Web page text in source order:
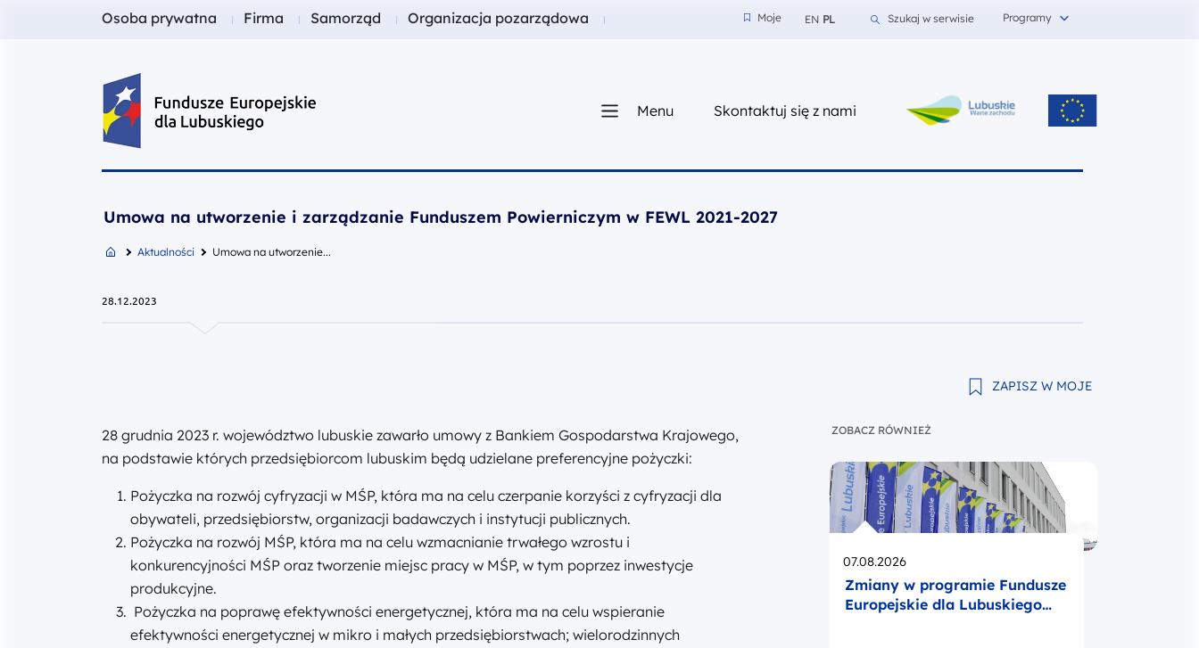
Fundusze dla
Osoba prywatna Fundusze dla
Firma Fundusze dla
Samorząd Fundusze dla
Organizacja pozarządowa Moje
Moje EN PL Szukaj w serwisie Programy
Fundusze Europejskie dla Lubuskiego Menu Skontaktuj się z nami
Umowa na utworzenie i zarządzanie Funduszem Powierniczym w FEWL 2021-2027
Aktualności Umowa na utworzenie...
28.12.2023
ZAPISZ W MOJE
28 grudnia 2023 r. województwo lubuskie zawarło umowy z Bankiem Gospodarstwa Krajowego,
na podstawie których przedsiębiorcom lubuskim będą udzielane preferencyjne pożyczki:
Pożyczka na rozwój cyfryzacji w MŚP, która ma na celu czerpanie korzyści z cyfryzacji dla
obywateli, przedsiębiorstw, organizacji badawczych i instytucji publicznych.
Pożyczka na rozwój MŚP, która ma na celu wzmacnianie trwałego wzrostu i
konkurencyjności MŚP oraz tworzenie miejsc pracy w MŚP, w tym poprzez inwestycje
produkcyjne.
Pożyczka na poprawę efektywności energetycznej, która ma na celu wspieranie
efektywności energetycznej w mikro i małych przedsiębiorstwach; wielorodzinnych
ZOBACZ RÓWNIEŻ
Opublikowano
07.08.2026
Zmiany w programie Fundusze
Europejskie dla Lubuskiego